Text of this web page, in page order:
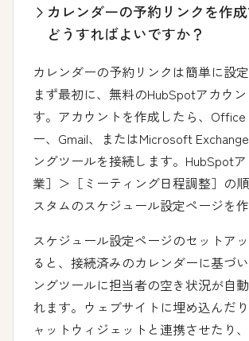
カレンダーの予約リンクを作成
どうすればよいですか？
カレンダーの予約リンクは簡単に設定
まず最初に、無料のHubSpotアカウ
す。アカウントを作成したら、Office
ー、Gmail、またはMicrosoft
ングツールを接続します。HubSpot
業］＞［ミーティング日程調整］の順
スタムのスケジュール設定ページを
スケジュール設定ページのセットア
ると、接続済みのカレンダーに基づ
ングツールに担当者の空き状況が自
れます。ウェブサイトに埋め込んだ
ャットウィジェットと連携させたり